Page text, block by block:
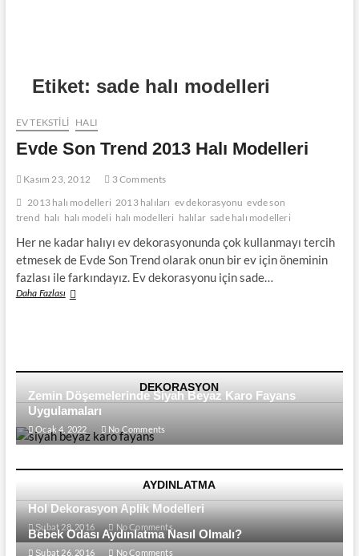
Etiket: sade halı modelleri
EV TEKSTİLİ HALI
Evde Son Trend 2013 Halı Modelleri
Kasım 23, 2012
3 Comments
2013 halı modelleri 2013 halıları ev dekorasyonu evde son
trend halı halı modeli halı modelleri halılar sade halı modelleri
Her ne kadar halıyı ev dekorasyonunda çok kullanmayı tercih
etmesek de Evde Son Trend olarak onun bir ev için öneminin
fazlası ile farkındayız. Ev dekorasyonu için sade…
Daha FazlasıEvde
DEKORASYON
Zemin Döşemelerinde Siyah Beyaz Karo Fayans
Uygulamaları
Ocak 4, 2022 No Comments
AYDINLATMA
Hol Dekorasyon Aplik Modelleri
Şubat 28, 2016 No Comments
Bebek Odası Aydınlatma Nasıl Olmalı?
Şubat 26, 2016 No Comments